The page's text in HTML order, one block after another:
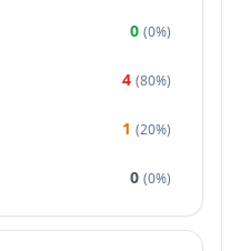
0 (0%)
4 (80%)
1 (20%)
0 (0%)